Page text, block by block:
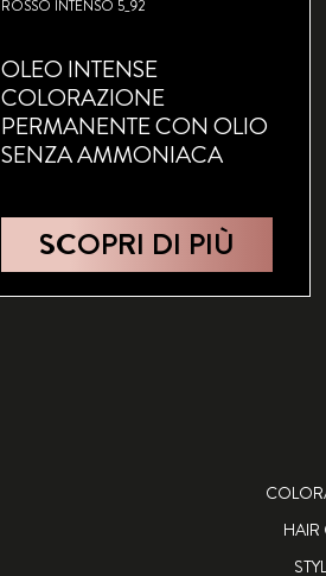
ROSSO INTENSO 5_92
OLEO INTENSE
COLORAZIONE
PERMANENTE CON OLIO
SENZA AMMONIACA
SCOPRI DI PIÙ
HAIR